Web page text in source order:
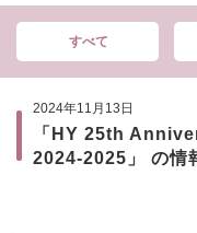
すべて
2024年11月13日
「HY 25th
2024-2025」 の情